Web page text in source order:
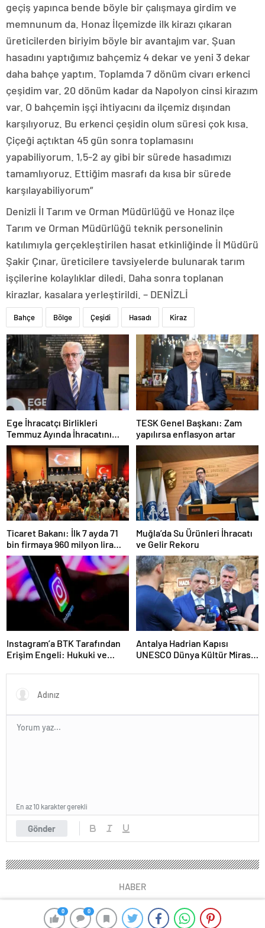
0 0
geçiş yapınca bende böyle bir çalışmaya girdim ve
memnunum da. Honaz İlçemizde ilk kirazı çıkaran
üreticilerden biriyim böyle bir avantajım var. Şuan
hasadını yaptığımız bahçemiz 4 dekar ve yeni 3 dekar
daha bahçe yaptım. Toplamda 7 dönüm civarı erkenci
çeşidim var. 20 dönüm kadar da Napolyon cinsi kirazım
var. O bahçemin işçi ihtiyacını da ilçemiz dışından
karşılıyoruz. Bu erkenci çeşidin olum süresi çok kısa.
Çiçeği açtıktan 45 gün sonra toplamasını
yapabiliyorum. 1,5-2 ay gibi bir sürede hasadımızı
tamamlıyoruz. Ettiğim masrafı da kısa bir sürede
karşılayabiliyorum”
Denizli İl Tarım ve Orman Müdürlüğü ve Honaz ilçe
Tarım ve Orman Müdürlüğü teknik personelinin
katılımıyla gerçekleştirilen hasat etkinliğinde İl Müdürü
Şakir Çınar, üreticilere tavsiyelerde bulunarak tarım
işçilerine kolaylıklar diledi. Daha sonra toplanan
kirazlar, kasalara yerleştirildi. – DENİZLİ
Bahçe Bölge Çeşidi Hasadı Kiraz
Ege İhracatçı Birlikleri
Temmuz Ayında İhracatını
Artırdı
TESK Genel Başkanı: Zam
yapılırsa enflasyon artar
Ticaret Bakanı: İlk 7 ayda 71
bin firmaya 960 milyon lira
ceza uygulandı
Muğla’da Su Ürünleri İhracatı
ve Gelir Rekoru
Instagram’a BTK Tarafından
Erişim Engeli: Hukuki ve
Antalya Hadrian Kapısı
UNESCO Dünya Kültür Mirası
Gönder
En az 10 karakter gerekli
HABER